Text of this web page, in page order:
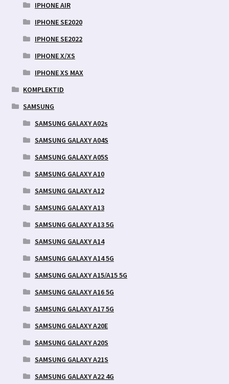
IPHONE AIR
IPHONE SE2020
IPHONE SE2022
IPHONE X/XS
IPHONE XS MAX
KOMPLEKTID
SAMSUNG
SAMSUNG GALAXY A02s
SAMSUNG GALAXY A04S
SAMSUNG GALAXY A05S
SAMSUNG GALAXY A10
SAMSUNG GALAXY A12
SAMSUNG GALAXY A13
SAMSUNG GALAXY A13 5G
SAMSUNG GALAXY A14
SAMSUNG GALAXY A14 5G
SAMSUNG GALAXY A15/A15 5G
SAMSUNG GALAXY A16 5G
SAMSUNG GALAXY A17 5G
SAMSUNG GALAXY A20E
SAMSUNG GALAXY A20S
SAMSUNG GALAXY A21S
SAMSUNG GALAXY A22 4G